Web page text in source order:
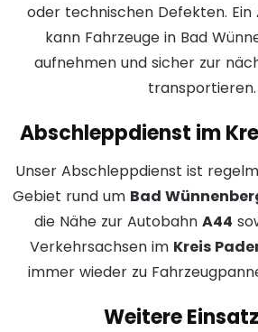
oder technischen Defekten.
kann Fahrzeuge in Bad
aufnehmen und sicher zur
transportieren.
Abschleppdienst im
Unser Abschleppdienst ist
Gebiet rund um Bad
die Nähe zur Autobahn A44
Verkehrsachsen im Kreis
immer wieder zu
Weitere